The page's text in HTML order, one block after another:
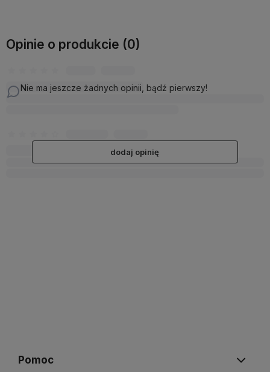
Opinie o produkcie (0)
Nie ma jeszcze żadnych opinii, bądź pierwszy!
dodaj opinię
Pomoc